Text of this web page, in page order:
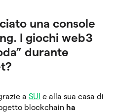
una console
I giochi web3
durante
a SUI e alla sua casa di
blockchain ha